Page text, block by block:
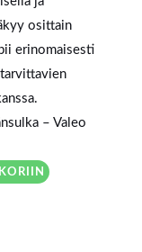
– Valeo